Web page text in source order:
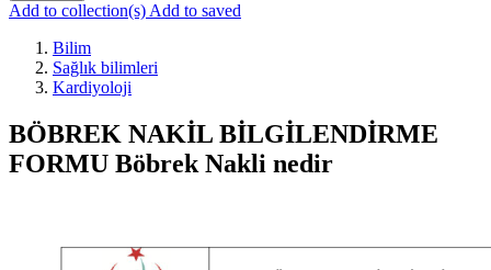
Add to collection(s) Add to saved
Bilim
Sağlık bilimleri
Kardiyoloji
BÖBREK NAKİL BİLGİLENDİRME
FORMU Böbrek Nakli nedir